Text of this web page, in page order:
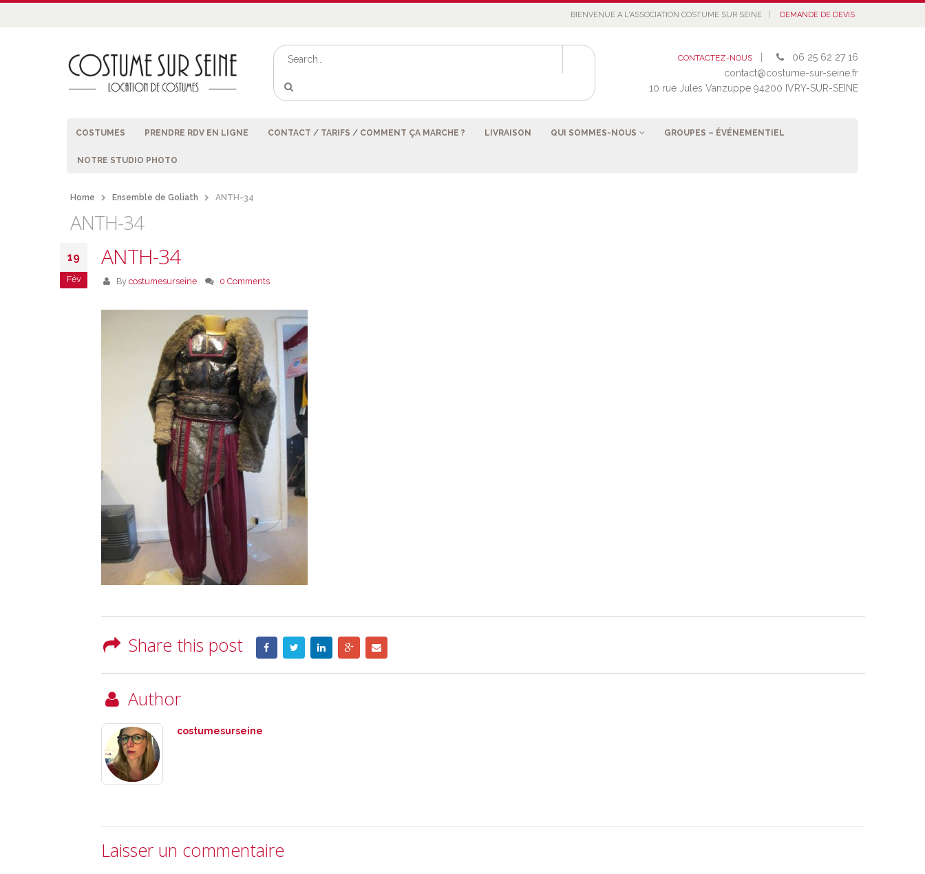
BIENVENUE A L'ASSOCIATION COSTUME SUR SEINE DEMANDE DE DEVIS
CONTACTEZ-NOUS
06 25 62 27 16
contact@costume-sur-seine.fr
10 rue Jules Vanzuppe 94200 IVRY-SUR-SEINE
COSTUMES PRENDRE RDV EN LIGNE CONTACT / TARIFS / COMMENT ÇA MARCHE ? LIVRAISON QUI SOMMES-NOUS GROUPES – ÉVÉNEMENTIEL
NOTRE STUDIO PHOTO
Home Ensemble de Goliath ANTH-34
ANTH-34
19
Fév
ANTH-34
By costumesurseine 0 Comments
Share this post
Author
costumesurseine
Laisser un commentaire